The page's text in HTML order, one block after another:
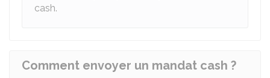
cash.
Comment envoyer un mandat cash ?